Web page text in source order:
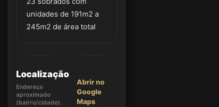
unidades de 191m2 a
245m2 de área total
Localização
Endereço
aproximado
(bairro/cidade).
Abrir no
Google
Maps